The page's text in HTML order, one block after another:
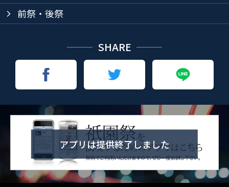
arrow_forward_ios 前祭・後祭
SHARE
アプリは提供終了しました